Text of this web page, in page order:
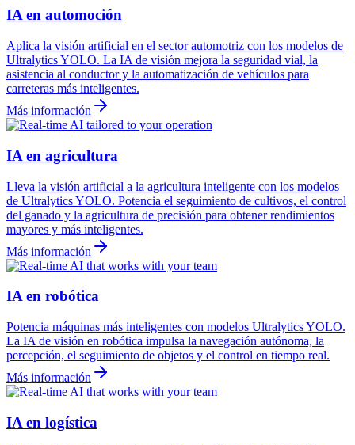
IA en automoción
Aplica la visión artificial en el sector automotriz con los modelos de
Ultralytics YOLO. La IA de visión mejora la seguridad vial, la
asistencia al conductor y la automatización de vehículos para
carreteras más inteligentes.
Más información
IA en agricultura
Lleva la visión artificial a la agricultura inteligente con los modelos
de Ultralytics YOLO. Potencia el seguimiento de cultivos, el control
del ganado y la agricultura de precisión para obtener rendimientos
mayores y más inteligentes.
Más información
IA en robótica
Potencia máquinas más inteligentes con modelos Ultralytics YOLO.
La IA de visión en robótica impulsa la navegación autónoma, la
percepción, el seguimiento de objetos y el control en tiempo real.
Más información
IA en logística